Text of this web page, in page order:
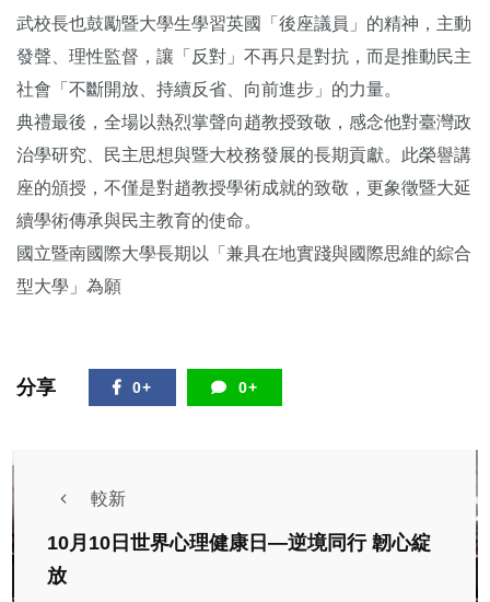
武校長也鼓勵暨大學生學習英國「後座議員」的精神，主動
發聲、理性監督，讓「反對」不再只是對抗，而是推動民主
社會「不斷開放、持續反省、向前進步」的力量。
典禮最後，全場以熱烈掌聲向趙教授致敬，感念他對臺灣政
治學研究、民主思想與暨大校務發展的長期貢獻。此榮譽講
座的頒授，不僅是對趙教授學術成就的致敬，更象徵暨大延
續學術傳承與民主教育的使命。
國立暨南國際大學長期以「兼具在地實踐與國際思維的綜合
型大學」為願
分享 0+ 0+
較新
10月10日世界心理健康日—逆境同行 韌心綻
放